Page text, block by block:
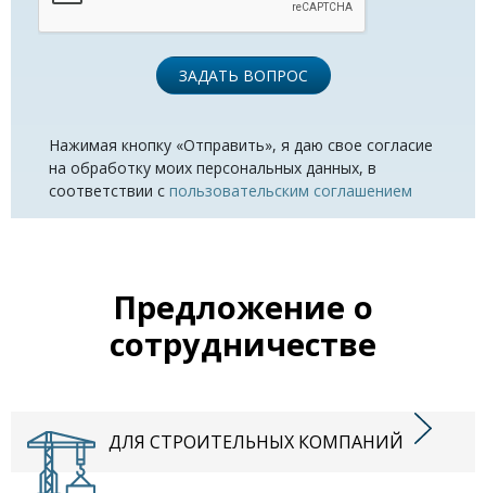
ЗАДАТЬ ВОПРОС
Нажимая кнопку «Отправить», я даю свое согласие
на обработку моих персональных данных, в
соответствии с пользовательским соглашением
Предложение о
сотрудничестве
ДЛЯ СТРОИТЕЛЬНЫХ КОМПАНИЙ